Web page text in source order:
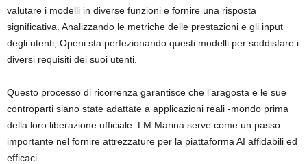
valutare i modelli in diverse funzioni e fornire una risposta
significativa. Analizzando le metriche delle prestazioni e gli input
degli utenti, Openi sta perfezionando questi modelli per soddisfare i
diversi requisiti dei suoi utenti.
Questo processo di ricorrenza garantisce che l’aragosta e le sue
controparti siano state adattate a applicazioni reali -mondo prima
della loro liberazione ufficiale. LM Marina serve come un passo
importante nel fornire attrezzature per la piattaforma AI affidabili ed
efficaci.